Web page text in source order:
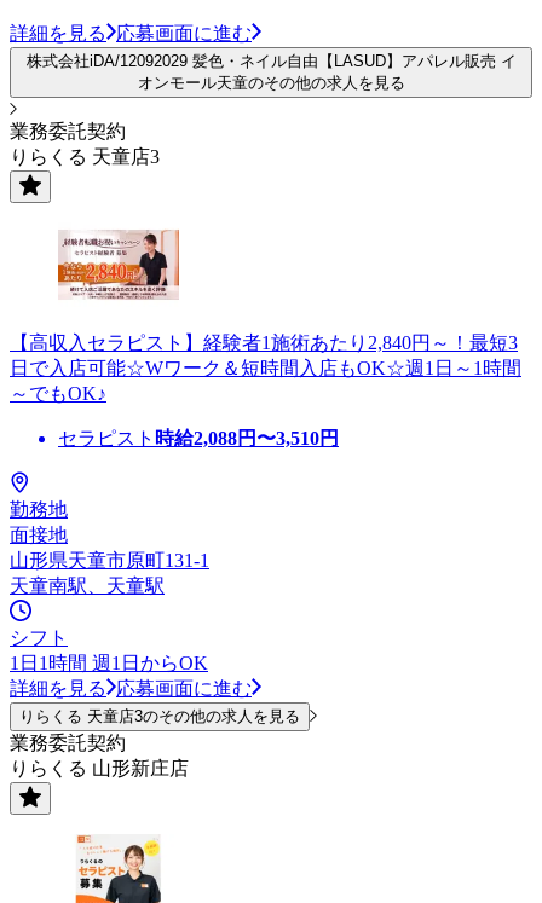
詳細を見る 応募画面に進む
株式会社iDA/12092029 髪色・ネイル自由【LASUD】アパレル販売 イ
オンモール天童のその他の求人を見る
業務委託契約
りらくる 天童店3
【高収入セラピスト】経験者1施術あたり2,840円～！最短3
日で入店可能☆Wワーク＆短時間入店もOK☆週1日～1時間
～でもOK♪
セラピスト 時給2,088円〜3,510円
勤務地
面接地
山形県天童市原町131-1
天童南駅、天童駅
シフト
1日1時間 週1日からOK
詳細を見る
応募画面に進む
りらくる 天童店3のその他の求人を見る
業務委託契約
りらくる 山形新庄店